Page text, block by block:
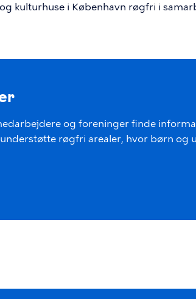
kulturhuse i København røgfri i
og foreninger finde
røgfri arealer, hvor børn og